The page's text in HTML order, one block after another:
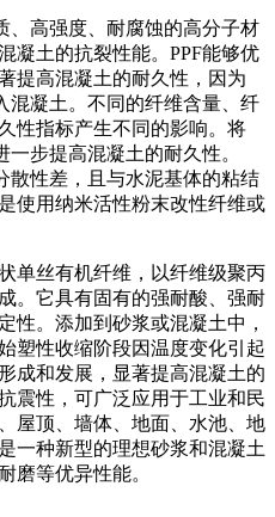
、高强度、耐腐蚀的高分子材
凝土的抗裂性能。PPF能够优
提高混凝土的耐久性，因为
混凝土。不同的纤维含量、纤
性指标产生不同的影响。将
步提高混凝土的耐久性。
散性差，且与水泥基体的粘结
使用纳米活性粉末改性纤维或
单丝有机纤维，以纤维级聚丙
。它具有固有的强耐酸、强耐
性。添加到砂浆或混凝土中，
塑性收缩阶段因温度变化引起
成和发展，显著提高混凝土的
震性，可广泛应用于工业和民
屋顶、墙体、地面、水池、地
一种新型的理想砂浆和混凝土
磨等优异性能。